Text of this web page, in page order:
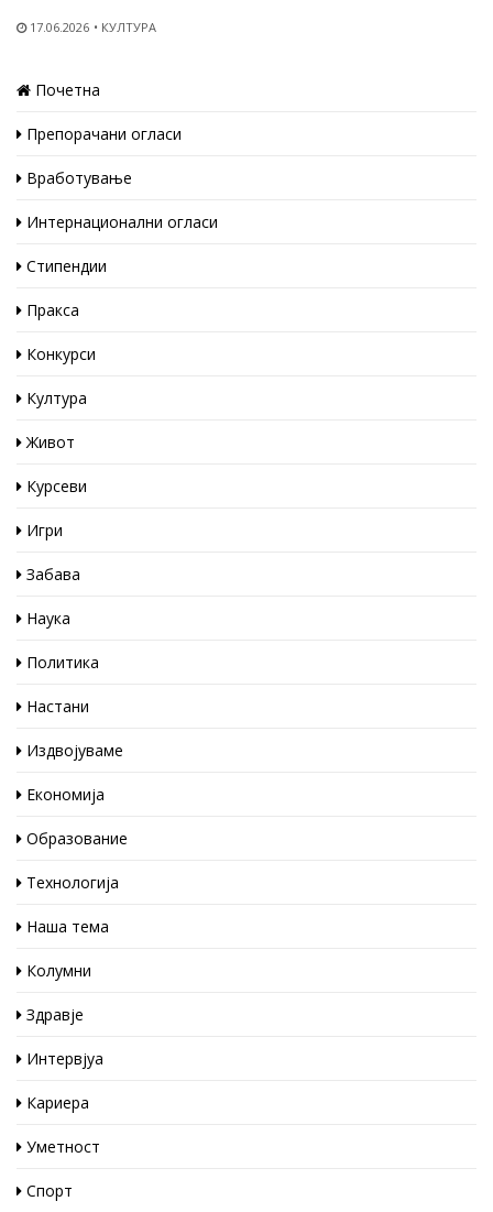
17.06.2026 КУЛТУРА
Почетна
Препорачани огласи
Вработување
Интернационални огласи
Стипендии
Пракса
Конкурси
Култура
Живот
Курсеви
Игри
Забава
Наука
Политика
Настани
Издвојуваме
Економија
Образование
Технологија
Наша тема
Колумни
Здравје
Интервјуа
Кариера
Уметност
Спорт